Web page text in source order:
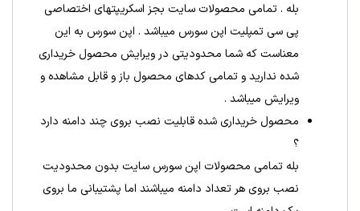
بله . تمامی محصولات سایت بجز اسکریپتهای اختصاصی
پی سی تمپلیت اپن سورس میباشد . اپن سورس به این
معناست که شما محدودیتی در ویرایش محصول خریداری
شده ندارید و تمامی کدهای محصول باز و قابل مشاهده و
ویرایش میباشد .
محصول خریداری شده قابلیت نصب بروی چند دامنه دارد
؟
بله تمامی محصولات اپن سورس سایت بدون محدودیت
نصب بروی هر تعداد دامنه میباشند اما پشتیبانی ما بروی